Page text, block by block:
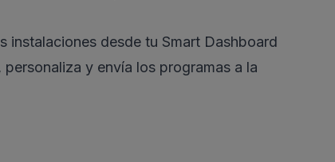
instalaciones desde tu Smart Dashboard
y envía los programas a la